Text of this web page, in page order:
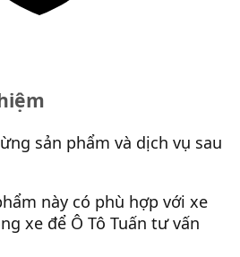
sản phẩm và dịch vụ sau
này có phù hợp với xe
xe để Ô Tô Tuấn tư vấn